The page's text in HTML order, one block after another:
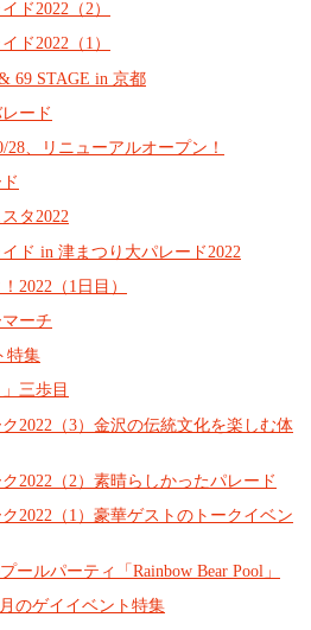
ド2022（2）
ド2022（1）
69 STAGE in 京都
ード
、リニューアルオープン！
タ2022
ド in 津まつり大パレード2022
2022（1日目）
ーチ
特集
三歩目
2022（3）金沢の伝統文化を楽しむ体
2022（2）素晴らしかったパレード
2022（1）豪華ゲストのトークイベン
ールパーティ「Rainbow Bear Pool」
のゲイイベント特集